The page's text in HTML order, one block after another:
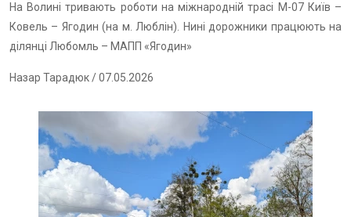
На Волині тривають роботи на міжнародній трасі М-07 Київ –
Ковель – Ягодин (на м. Люблін). Нині дорожники працюють на
ділянці Любомль – МАПП «Ягодин»
Назар Тарадюк/ 07.05.2026